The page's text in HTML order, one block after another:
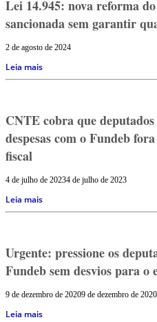
Lei 14.945: nova reforma
sancionada sem garantir
2 de agosto de 2024
Leia mais
CNTE cobra que
despesas com o Fundeb
fiscal
4 de julho de 20234 de julho de 2023
Leia mais
Urgente: pressione os
Fundeb sem desvios para o
9 de dezembro de 20209 de dezembro de 2020
Leia mais